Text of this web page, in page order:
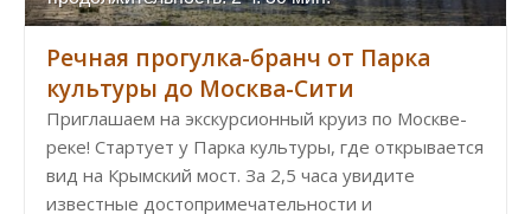
Речная прогулка-бранч от Парка
культуры до Москва-Сити
Приглашаем на экскурсионный круиз по Москве-
реке! Стартует у Парка культуры, где открывается
вид на Крымский мост. За 2,5 часа увидите
известные достопримечательности и